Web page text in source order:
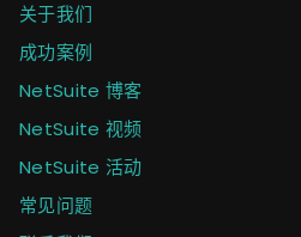
关于我们
成功案例
NetSuite 博客
NetSuite 视频
NetSuite 活动
常见问题